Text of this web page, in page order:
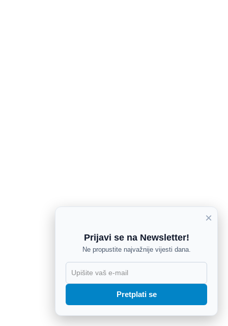
×
Prijavi se na Newsletter!
Ne propustite najvažnije vijesti dana.
Pretplati se